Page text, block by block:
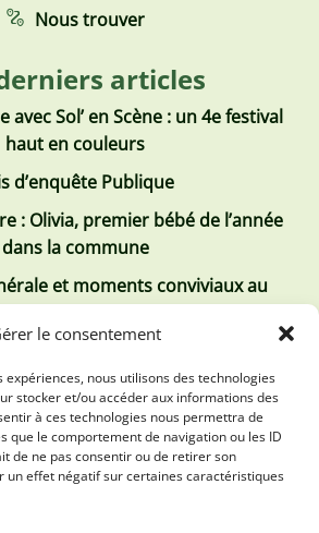
le consentement
nous utilisons des technologies
stocker et/ou accéder aux informations des
à ces technologies nous permettra de
que le comportement de navigation ou les ID
de ne pas consentir ou de retirer son
un effet négatif sur certaines caractéristiques
Nous trouver
articles
avec Sol’ en Scène : un 4e festival
haut en couleurs
d’enquête Publique
: Olivia, premier bébé de l’année
dans la commune
et moments conviviaux au
comptes rendus
municipal 2 juillet 2026
du 30 avril 2026